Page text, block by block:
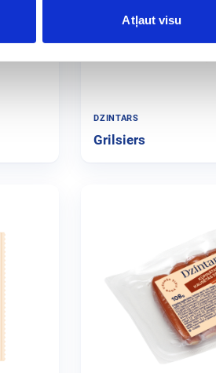
Atļaut visu
DZINTARS
Grilsiers